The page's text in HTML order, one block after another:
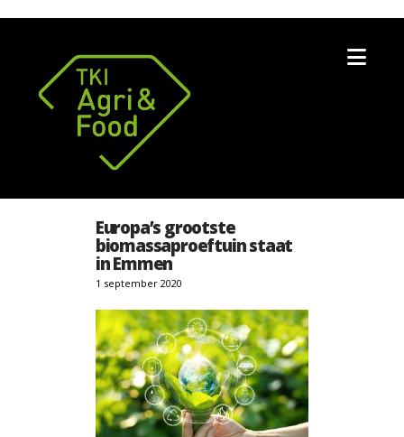
Europa’s grootste
biomassaproeftuin staat
in Emmen
1 september 2020